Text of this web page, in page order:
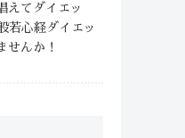
えてダイエッ
若心経ダイエッ
せんか！